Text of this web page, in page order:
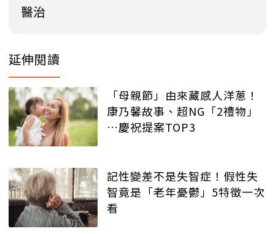
醫治
延伸閱讀
「母親節」由來藏感人洋蔥！
康乃馨故事、超NG「2禮物」
…慶祝提案TOP3
記性變差不是失智症！假性失
智竟是「老年憂鬱」5特徵一次
看